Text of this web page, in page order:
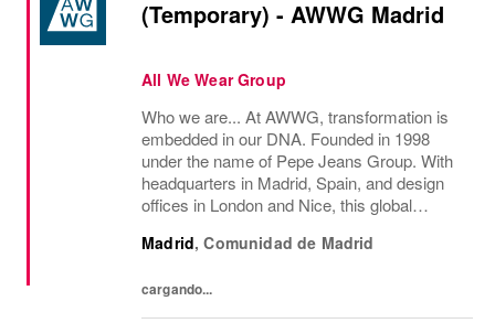
(Temporary) - AWWG Madrid
All We Wear Group
Who we are... At AWWG, transformation is
embedded in our DNA. Founded in 1998
under the name of Pepe Jeans Group. With
headquarters in Madrid, Spain, and design
offices in London and Nice, this global
Pepe Jeans London, Hackett, and
Madrid,Comunidad de Madrid
cargando...